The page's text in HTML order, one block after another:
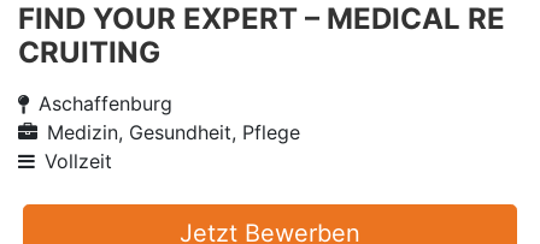
FIND YOUR EXPERT – MEDICAL RE
CRUITING
Aschaffenburg
Medizin, Gesundheit, Pflege
Vollzeit
Jetzt Bewerben